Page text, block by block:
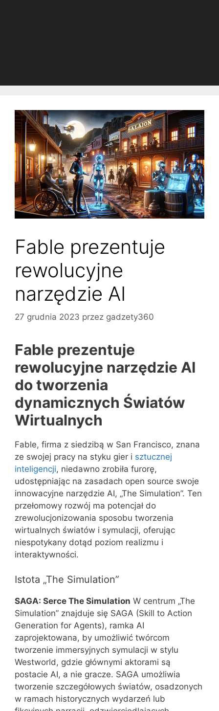
Fable prezentuje
rewolucyjne
narzędzie AI
27 grudnia 2023 przez gadzety360
Fable prezentuje
rewolucyjne narzędzie AI
do tworzenia
dynamicznych Światów
Wirtualnych
Fable, firma z siedzibą w San Francisco, znana
ze swojej pracy na styku gier i sztucznej
inteligencji, niedawno zrobiła furorę,
udostępniając na zasadach open source swoje
innowacyjne narzędzie AI, „The Simulation”. Ten
przełomowy rozwój ma potencjał do
zrewolucjonizowania sposobu tworzenia
wirtualnych światów i symulacji, oferując
niespotykany dotąd poziom realizmu i
interaktywności.
Istota „The Simulation”
SAGA: Serce The Simulation W centrum „The
Simulation” znajduje się SAGA (Skill to Action
Generation for Agents), ramka AI
zaprojektowana, by umożliwić twórcom
tworzenie immersyjnych symulacji w stylu
Westworld, gdzie głównymi aktorami są
postacie AI, a nie gracze. SAGA umożliwia
tworzenie szczegółowych światów, osadzonych
w ramach historycznych wydarzeń lub